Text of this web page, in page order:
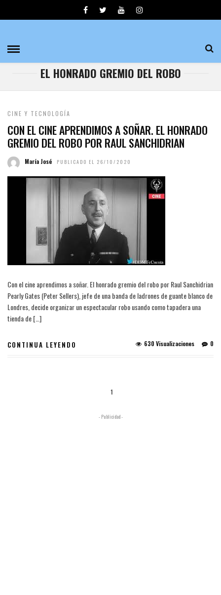
EL HONRADO GREMIO DEL ROBO
CINE Y TECNOLOGÍA
CON EL CINE APRENDIMOS A SOÑAR. EL HONRADO
GREMIO DEL ROBO POR RAUL SANCHIDRIAN
María José PUBLICADO EL 26/10/2020
Con el cine aprendimos a soñar. El honrado gremio del robo por Raul Sanchidrian
Pearly Gates (Peter Sellers), jefe de una banda de ladrones de guante blanco de
Londres, decide organizar un espectacular robo usando como tapadera una
tienda de […]
CONTINUA LEYENDO 0
630 Visualizaciones
1
- Publicidad -